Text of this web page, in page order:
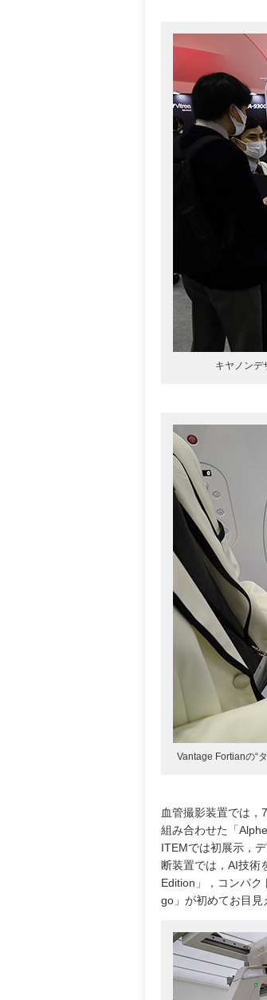
キヤノンデ
Vantage Fortianの“
血管撮影装置では
組み合わせた「
ITEMでは初展示，
断装置では，AI技術
Edition」，コンパ
go」が初めてお目見